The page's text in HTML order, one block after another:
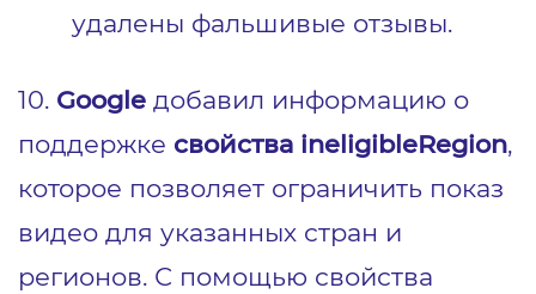
удалены фальшивые отзывы.
10. Google добавил информацию о
поддержке свойства ineligibleRegion,
которое позволяет ограничить показ
видео для указанных стран и
регионов. С помощью свойства